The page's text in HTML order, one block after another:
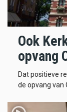
Ook
opvang
Dat positieve
de opvang van